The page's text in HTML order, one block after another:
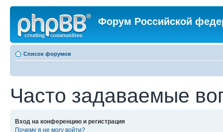
Форум Российской
Список форумов
Часто задаваемые
Вход на конференцию и регистрация
Почему я не могу войти?